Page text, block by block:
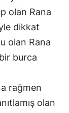
olan Rana
dikkat
olan Rana
burca
rağmen
olan